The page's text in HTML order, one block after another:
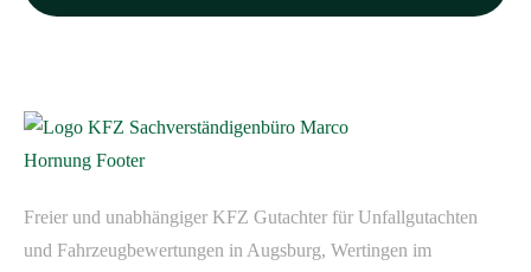
Freier und unabhängiger KFZ Gutachter für Unfallgutachten
und Fahrzeugbewertungen in Augsburg, Wertingen im